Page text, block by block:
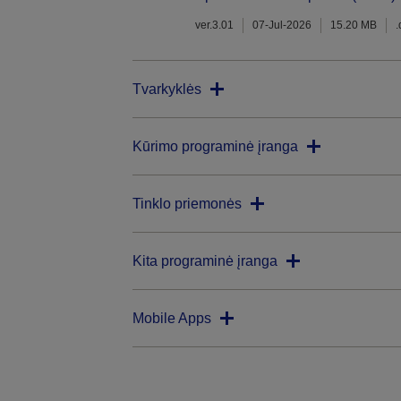
ver.3.01 07-Jul-2026 15.20 MB
Tvarkyklės
Kūrimo programinė įranga
Tinklo priemonės
Kita programinė įranga
Mobile Apps